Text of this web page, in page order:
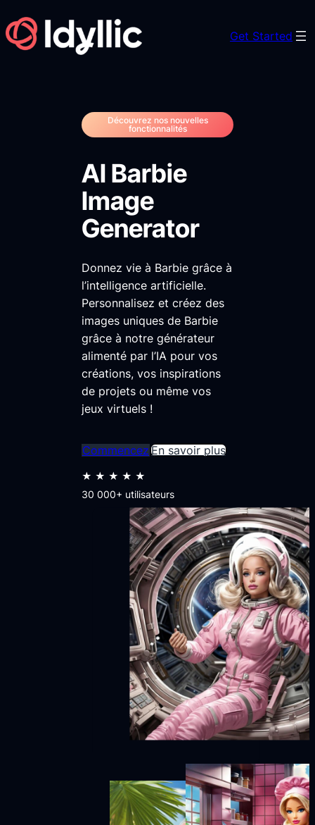
Skip
to
content
Get Started
Découvrez nos nouvelles
fonctionnalités
AI Barbie
Image
Generator
Donnez vie à Barbie grâce à
l’intelligence artificielle.
Personnalisez et créez des
images uniques de Barbie
grâce à notre générateur
alimenté par l’IA pour vos
créations, vos inspirations
de projets ou même vos
jeux virtuels !
Commencez En savoir plus
★★★★★
30 000+ utilisateurs